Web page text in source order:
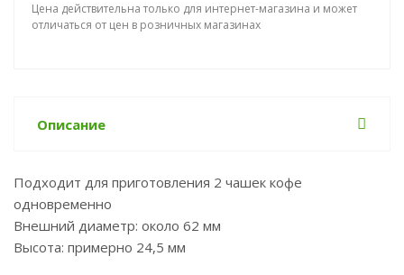
Цена действительна только для интернет-магазина и может
отличаться от цен в розничных магазинах
Описание
Подходит для приготовления 2 чашек кофе
одновременно
Внешний диаметр: около 62 мм
Высота: примерно 24,5 мм